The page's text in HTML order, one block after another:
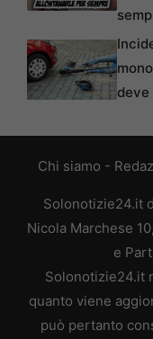
Chi siamo -
Solonotizie24.it
Nicola Marchese
e
Solonotizie24.it
quanto viene
può pertanto